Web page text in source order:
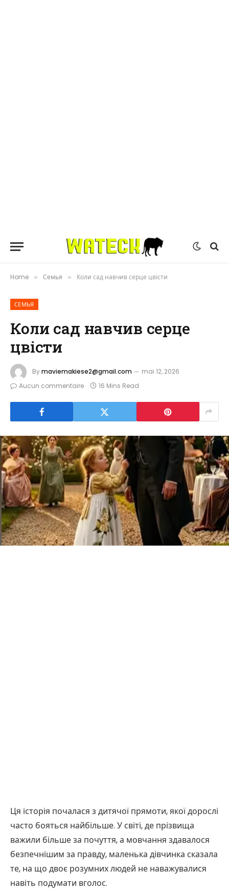
Home » Семья » Коли сад навчив серце цвісти
СЕМЬЯ
Коли сад навчив серце
цвісти
Bymaviemakiese2@gmail.com
mai 12, 2026
Aucun commentaire
16 Mins Read
Ця історія почалася з дитячої прямоти, якої дорослі
часто бояться найбільше. У світі, де прізвища
важили більше за почуття, а мовчання здавалося
безпечнішим за правду, маленька дівчинка сказала
те, на що двоє розумних людей не наважувалися
навіть подумати вголос.